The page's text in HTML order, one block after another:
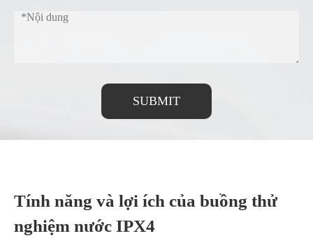
SUBMIT
Tính năng và lợi ích của buồng thử
nghiệm nước IPX4